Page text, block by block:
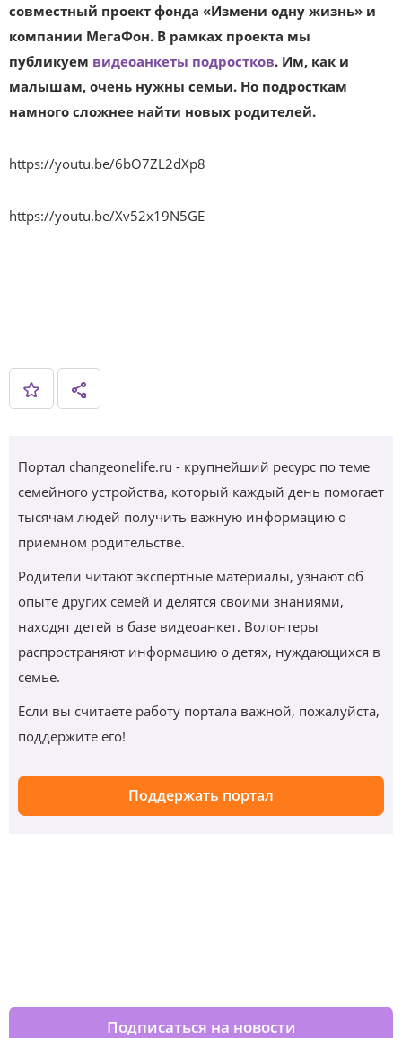
совместный проект фонда «Измени одну жизнь» и
компании МегаФон. В рамках проекта мы
публикуем видеоанкеты подростков. Им, как и
малышам, очень нужны семьи. Но подросткам
намного сложнее найти новых родителей.
https://youtu.be/6bO7ZL2dXp8
https://youtu.be/Xv52x19N5GE
Портал changeonelife.ru - крупнейший ресурс по теме
семейного устройства, который каждый день помогает
тысячам людей получить важную информацию о
приемном родительстве.
Родители читают экспертные материалы, узнают об
опыте других семей и делятся своими знаниями,
находят детей в базе видеоанкет. Волонтеры
распространяют информацию о детях, нуждающихся в
семье.
Если вы считаете работу портала важной, пожалуйста,
поддержите его!
Поддержать портал
Подписаться на новости